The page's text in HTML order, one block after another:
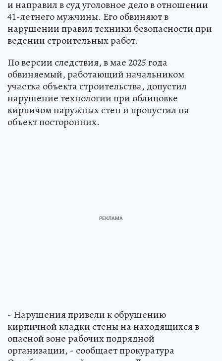
и направил в суд уголовное дело в отношении
41-летнего мужчины. Его обвиняют в
нарушении правил техники безопасности при
ведении строительных работ.
По версии следствия, в мае 2025 года
обвиняемый, работающий начальником
участка объекта строительства, допустил
нарушение технологии при облицовке
кирпичом наружных стен и пропустил на
объект посторонних.
- Нарушения привели к обрушению
кирпичной кладки стены на находящихся в
опасной зоне рабочих подрядной
организации, - сообщает прокуратура